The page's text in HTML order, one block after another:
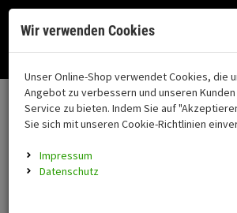
Fahrzeugteile
Neuheiten
coming soon
Ihr Warenkorb
Ergebnisse ()
Nutzung unserer Dienste erklären Sie sich
Okay Datenschutz
Menü
Motorrad auswählen
Versand & Lieferung
Bitte wählen Sie Ihr Lieferland.
Wir verwenden Cookies
Unser Online-Shop verwendet Cookies, die
Angebot zu verbessern und unseren
Service zu bieten. Indem Sie auf
Sie sich mit unseren Cookie-Richtlinien
Impressum
Datenschutz